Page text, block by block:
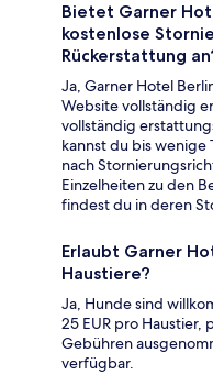
Bietet Garner
kostenlose
Rückerstattung
Ja, Garner Hotel
Website vollständig
vollständig
kannst du bis wenige
nach
Einzelheiten zu den
findest du in deren
Erlaubt Garner
Haustiere?
Ja, Hunde sind
25 EUR pro Haustier,
Gebühren
verfügbar.